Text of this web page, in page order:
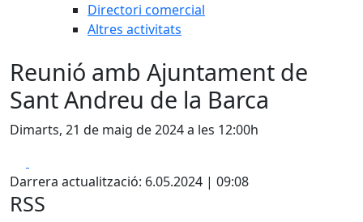
Directori comercial
Altres activitats
Reunió amb Ajuntament de
Sant Andreu de la Barca
Dimarts, 21 de maig de 2024 a les 12:00h
Darrera actualització: 6.05.2024 | 09:08
RSS